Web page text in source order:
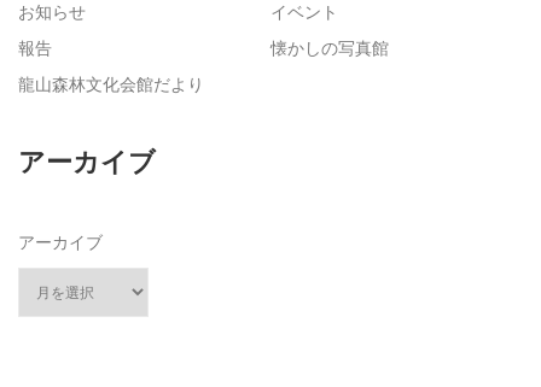
お知らせ
イベント
報告
懐かしの写真館
龍山森林文化会館だより
アーカイブ
アーカイブ